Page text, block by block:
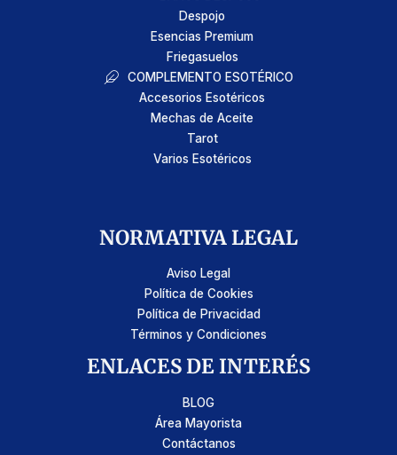
Despojo
Esencias Premium
Friegasuelos
COMPLEMENTO ESOTÉRICO
Accesorios Esotéricos
Mechas de Aceite
Tarot
Varios Esotéricos
NORMATIVA LEGAL
Aviso Legal
Política de Cookies
Política de Privacidad
Términos y Condiciones
ENLACES DE INTERÉS
BLOG
Área Mayorista
Contáctanos